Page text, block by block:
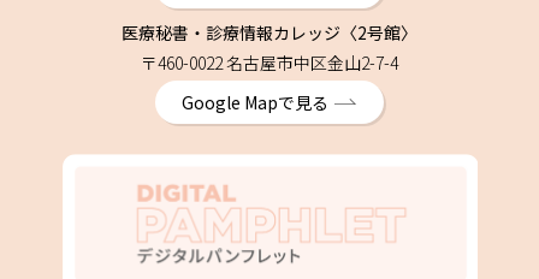
医療秘書・診療情報カレッジ〈2号館〉
〒460-0022 名古屋市中区金山2-7-4
Google Mapで見る